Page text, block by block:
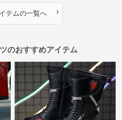
テムの一覧へ ›
のおすすめアイテム